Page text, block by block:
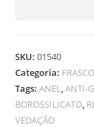
SKU:01540
Categoria:
Tags:ANEL,ANTI-
BOROSSILICATO,
VEDAÇÃO